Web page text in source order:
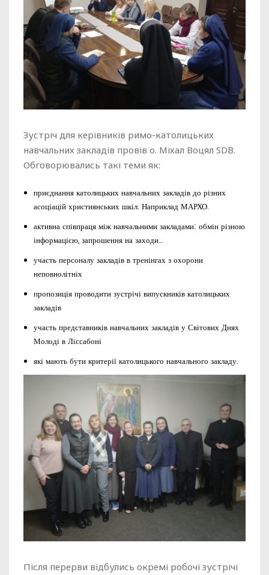
Зустріч для керівників римо-католицьких
навчальних закладів провів о. Міхал Воцял SDB.
Обговорювались такі теми як:
приєднання католицьких навчальних закладів до різних
асоціацій християнських шкіл. Наприклад МАРХО.
активна співпраця між навчальними закладами: обмін різною
інформацією, запрошення на заходи…
участь персоналу закладів в тренінгах з охорони
неповнолітніх
пропозиція проводити зустрічі випускників католицьких
закладів
участь представників навчальних закладів у Світових Днях
Молоді в Ліссабоні
які мають бути критерії католицького навчального закладу.
Після перерви відбулись окремі робочі зустрічі